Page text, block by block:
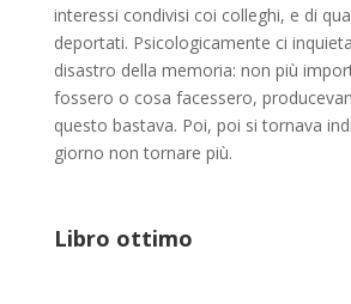
interessi condivisi coi colleghi, e di
deportati. Psicologicamente ci
disastro della memoria: non più
fossero o cosa facessero,
questo bastava. Poi, poi si tornava
giorno non tornare più.
Libro ottimo